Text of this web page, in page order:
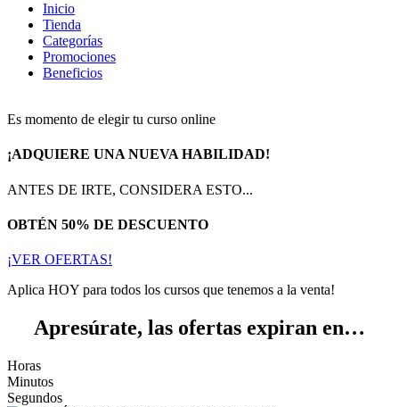
Inicio
Tienda
Categorías
Promociones
Beneficios
Es momento de elegir tu curso online
¡ADQUIERE UNA NUEVA HABILIDAD!
ANTES DE IRTE, CONSIDERA ESTO...
OBTÉN 50% DE DESCUENTO
¡VER OFERTAS!
Aplica HOY para todos los cursos que tenemos a la venta!
Apresúrate, las ofertas expiran en…
Horas
Minutos
Segundos